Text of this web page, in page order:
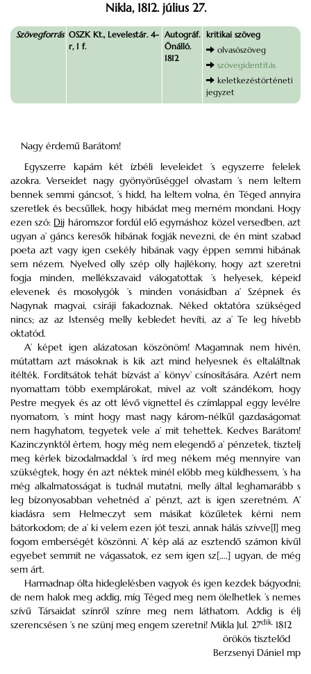
Nikla, 1812. július 27.
Szövegforrás OSZK Kt., Levelestár. 4-
r, 1 f.
Autográf.
Önálló.
1812
kritikai szöveg
olvasószöveg
szövegidentitás
keletkezéstörténeti
jegyzet
Nagy érdemű Barátom!
Egyszerre kapám két ízbéli leveleidet ’s egyszerre felelek
azokra. Verseidet nagy gyönyörűséggel olvastam ’s nem leltem
bennek semmi gáncsot, ’s hidd, ha leltem volna, én Téged annyira
szeretlek és becsűllek, hogy hibádat meg merném mondani. Hogy
ezen szó: Dij háromszor fordúl elő egymáshoz közel versedben, azt
ugyan a’ gáncs keresők hibának fogják nevezni, de én mint szabad
poeta azt vagy igen csekély hibának vagy éppen semmi hibának
sem nézem. Nyelved olly szép olly hajlékony, hogy azt szeretni
fogja minden, mellékszavaid válogatottak ’s helyesek, képeid
elevenek és mosolygók ’s minden vonásidban a’ Szépnek és
Nagynak magvai, csiráji fakadoznak. Néked oktatóra szükséged
nincs; az az Istenség melly kebledet hevíti, az a’ Te leg hívebb
oktatód.
A’ képet igen alázatosan köszönöm! Magamnak nem hivén,
mútattam azt másoknak is kik azt mind helyesnek és eltaláltnak
itélték. Fordítsátok tehát bízvást a’ könyv’ csínosítására. Azért nem
nyomattam több exemplárokat, mivel az volt szándékom, hogy
Pestre megyek és az ott lévő vignettel és czímlappal eggy levélre
nyomatom, ’s mint hogy mast nagy károm-nélkűl gazdaságomat
nem hagyhatom, tegyetek vele a’ mit tehettek. Kedves Barátom!
Kazinczynktól értem, hogy még nem elegendő a’ pénzetek, tisztelj
meg kérlek bizodalmaddal ’s írd meg nékem még mennyire van
szükségtek, hogy én azt néktek minél előbb meg küldhessem, ’s ha
még alkalmatosságat is tudnál mutatni, melly által leghamarább s
leg bízonyosabban vehetnéd a’ pénzt, azt is igen szeretném. A’
kiadásra sem Helmeczyt sem másikat közűletek kérni nem
bátorkodom; de a’ ki velem ezen jót teszi, annak hálás szívve[l] meg
fogom emberségét köszönni. A’ kép alá az esztendő számon kívűl
egyebet semmit ne vágassatok, ez sem igen sz[….] ugyan, de még
sem árt.
Harmadnap ólta hideglelésben vagyok és igen kezdek bágyodni;
de nem halok meg addig, míg Téged meg nem ölelhetlek ’s nemes
szívű Társaidat színről színre meg nem láthatom. Addig is élj
szerencsésen ’s ne szünj meg engem szeretni! Mikla Jul. 27dik. 1812
örökös tisztelőd
Berzsenyi Dániel mp